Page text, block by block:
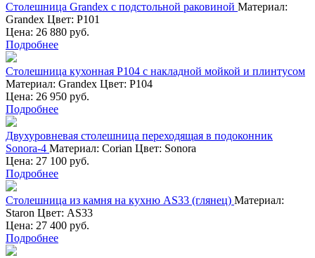
Столешница Grandex с подстольной раковиной Материал:
Grandex Цвет: Р101
Цена: 26 880 руб.
Подробнее
Столешница кухонная Р104 с накладной мойкой и плинтусом
Материал: Grandex Цвет: Р104
Цена: 26 950 руб.
Подробнее
Двухуровневая столешница переходящая в подоконник
Sonora-4 Материал: Corian Цвет: Sonora
Цена: 27 100 руб.
Подробнее
Столешница из камня на кухню AS33 (глянец) Материал:
Staron Цвет: AS33
Цена: 27 400 руб.
Подробнее